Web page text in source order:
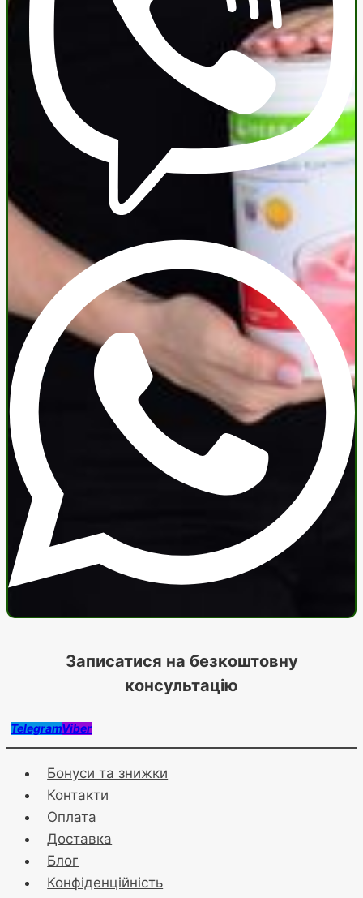
Записатися на безкоштовну
консультацію
TelegramViber
Бонуси та знижки
Контакти
Оплата
Доставка
Блог
Конфіденційність